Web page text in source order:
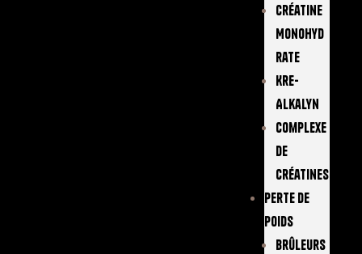
Créatine
Monohyd
Rate
Kre-
Alkalyn
Complexe
De
Créatines
Perte De
Poids
Brûleurs